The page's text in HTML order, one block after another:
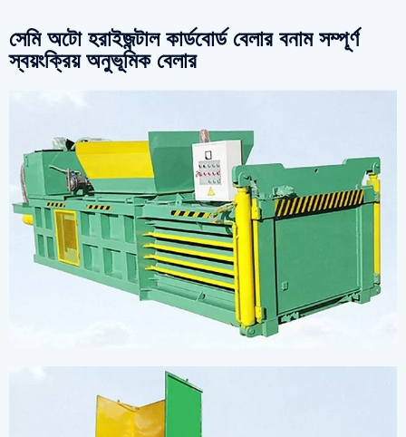
সেমি অটো হরাইজন্টাল কার্ডবোর্ড বেলার বনাম সম্পূর্ণ
স্বয়ংক্রিয় অনুভূমিক বেলার